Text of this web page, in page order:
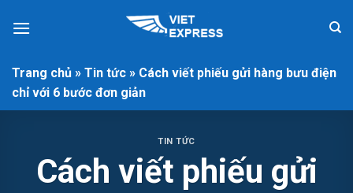
Trang chủ » Tin tức » Cách viết phiếu gửi hàng bưu điện
chỉ với 6 bước đơn giản
TIN TỨC
Cách viết phiếu gửi